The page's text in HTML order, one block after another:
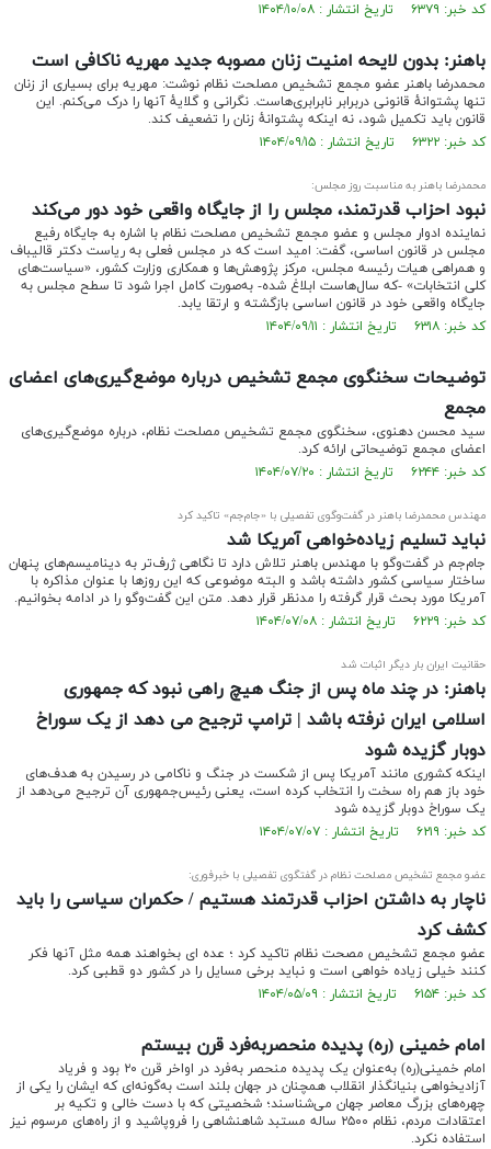
کد خبر: ۶۳۷۹ تاریخ انتشار : ۱۴۰۴/۱۰/۰۸
باهنر: بدون لایحه امنیت زنان مصوبه جدید مهریه ناکافی است
محمدرضا باهنر عضو مجمع تشخیص مصلحت نظام نوشت: مهریه برای بسیاری از زنان
تنها پشتوانهٔ قانونی دربرابر نابرابری‌هاست. نگرانی و گلایهٔ آنها را درک می‌کنم. این
قانون باید تکمیل شود، نه اینکه پشتوانهٔ زنان را تضعیف کند.
کد خبر: ۶۳۲۲ تاریخ انتشار : ۱۴۰۴/۰۹/۱۵
محمدرضا باهنر به مناسبت روز مجلس:
نبود احزاب قدرتمند، مجلس را از جایگاه واقعی خود دور می‌کند
نماینده ادوار مجلس و عضو مجمع تشخیص مصلحت نظام با اشاره به جایگاه رفیع
مجلس در قانون اساسی، گفت: امید است که در مجلس فعلی به ریاست دکتر قالیباف
و همراهی هیات ‌رئیسه مجلس، مرکز پژوهش‌ها و همکاری وزارت کشور، «سیاست‌های
کلی انتخابات» -که سال‌هاست ابلاغ شده- به‌صورت کامل اجرا شود تا سطح مجلس به
جایگاه واقعی خود در قانون اساسی بازگشته و ارتقا یابد.
کد خبر: ۶۳۱۸ تاریخ انتشار : ۱۴۰۴/۰۹/۱۱
توضیحات سخنگوی مجمع تشخیص درباره موضع‌گیری‌های اعضای
مجمع
سید محسن دهنوی، سخنگوی مجمع تشخیص مصلحت نظام، درباره موضع‌گیری‌های
اعضای مجمع توضیحاتی ارائه کرد.
کد خبر: ۶۲۴۴ تاریخ انتشار : ۱۴۰۴/۰۷/۲۰
مهندس محمدرضا باهنر در گفت‌وگوی تفصیلی با «جام‌جم» تاکید کرد
نباید تسلیم زیاده‌خواهی آمریکا شد
جام‌جم در گفت‌وگو با مهندس باهنر تلاش دارد تا نگاهی ژرف‌تر به دینامیسم‌های پنهان
ساختار سیاسی کشور داشته باشد و البته موضوعی که این روزها با عنوان مذاکره با
آمریکا مورد بحث قرار گرفته را مدنظر قرار دهد. متن این گفت‌وگو را در ادامه بخوانیم.
کد خبر: ۶۲۲۹ تاریخ انتشار : ۱۴۰۴/۰۷/۰۸
حقانیت ایران بار دیگر اثبات شد
باهنر: در چند ماه پس از جنگ هیچ راهی نبود که جمهوری
اسلامی ایران نرفته باشد | ترامپ ترجیح می دهد از یک سوراخ
دوبار گزیده شود
اینکه کشوری مانند آمریکا پس از شکست در جنگ و ناکامی در رسیدن به هدف‌های
خود باز هم راه سخت را انتخاب کرده است، یعنی رئیس‌جمهوری آن ترجیح می‌دهد از
یک سوراخ دوبار گزیده شود
کد خبر: ۶۲۱۹ تاریخ انتشار : ۱۴۰۴/۰۷/۰۷
عضو مجمع تشخیص مصلحت نظام در گفتگوی تفصیلی با خبرفوری:
ناچار به داشتن احزاب قدرتمند هستیم / حکمران سیاسی را باید
کشف کرد
عضو مجمع تشخیص مصحت نظام تاکید کرد ؛ عده ای بخواهند همه مثل آنها فکر
کنند خیلی زیاده خواهی است و نباید برخی مسایل را در کشور دو قطبی کرد.
کد خبر: ۶۱۵۴ تاریخ انتشار : ۱۴۰۴/۰۵/۰۹
امام خمینی (ره) پدیده منحصربه‌فرد قرن بیستم
امام خمینی(ره) به‌عنوان یک پدیده منحصر به‌فرد در اواخر قرن ۲۰ بود و فریاد
آزادیخواهی بنیانگذار انقلاب همچنان در جهان بلند است به‌گونه‌ای که ایشان را یکی از
چهره‌های بزرگ معاصر جهان می‌شناسند‌؛ شخصیتی که با دست خالی و تکیه بر
اعتقادات مردم، نظام ۲۵۰۰ ساله مستبد شاهنشاهی را فروپاشید و از راه‌های مرسوم نیز
استفاده نکرد.